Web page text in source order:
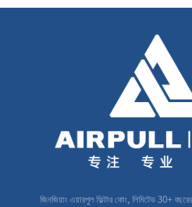
জিনজিয়াং এয়ারপুল ফিল্টার কোং, লিমিটেড 30+